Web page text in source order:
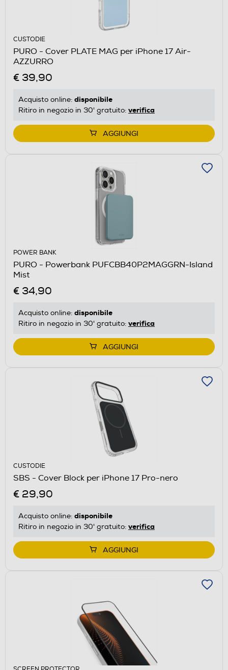
CUSTODIE
PURO - Cover PLATE MAG per iPhone 17 Air-
AZZURRO
€ 39,90
Acquisto online: disponibile
Ritiro in negozio in 30' gratuito: verifica
AGGIUNGI
POWER BANK
PURO - Powerbank PUFCBB40P2MAGGRN-Island
Mist
€ 34,90
Acquisto online: disponibile
Ritiro in negozio in 30' gratuito: verifica
AGGIUNGI
CUSTODIE
SBS - Cover Block per iPhone 17 Pro-nero
€ 29,90
Acquisto online: disponibile
Ritiro in negozio in 30' gratuito: verifica
AGGIUNGI